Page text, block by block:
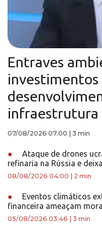
Entraves
infraestrutura
07/08/2026 07:00 3 min
●
Ataque de drones
refinaria na Rússia e
08/08/2026 04:00 2 min
●
Eventos climáticos
financeira ameaçam
05/08/2026 03:46 3 min